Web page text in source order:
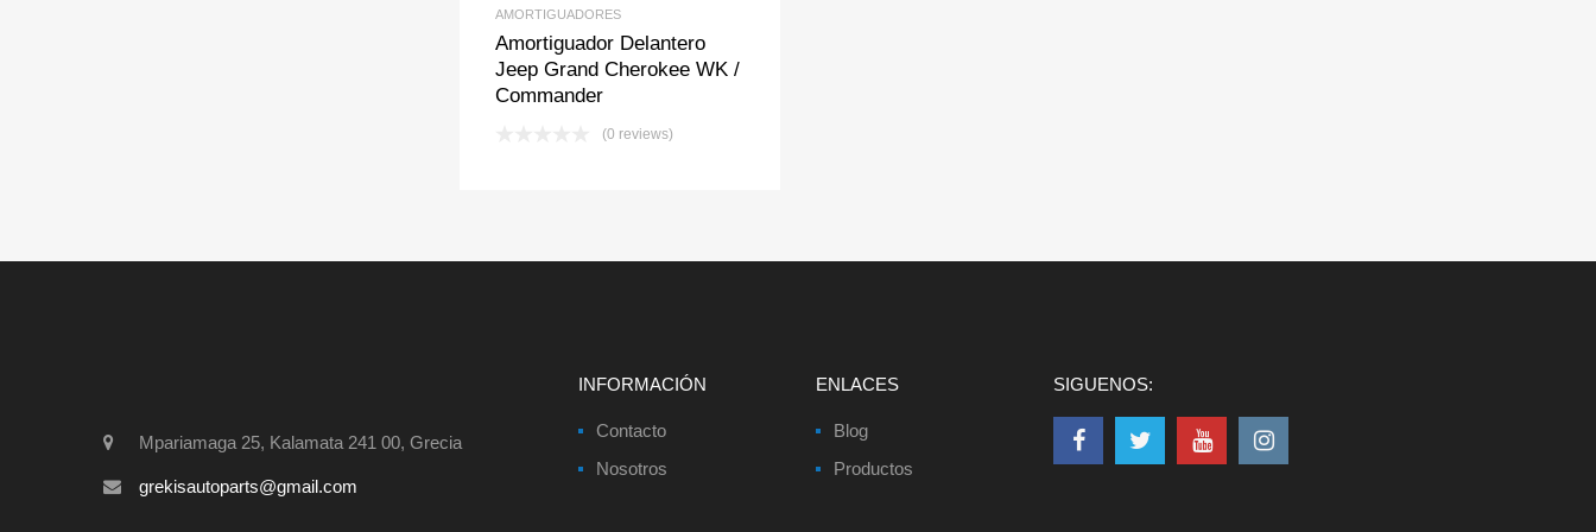
AMORTIGUADORES
Amortiguador Delantero
Jeep Grand Cherokee WK /
Commander
(0 reviews)
Mpariamaga 25, Kalamata 241 00, Grecia
grekisautoparts@gmail.com
INFORMACIÓN
Contacto
Nosotros
ENLACES
Blog
Productos
SIGUENOS: